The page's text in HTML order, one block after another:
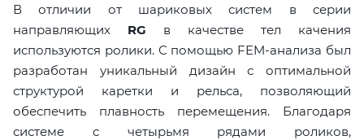
В отличии от шариковых систем в серии
направляющих RG в качестве тел качения
используются ролики. С помощью FEM-анализа был
разработан уникальный дизайн с оптимальной
структурой каретки и рельса, позволяющий
обеспечить плавность перемещения. Благодаря
системе с четырьмя рядами роликов,